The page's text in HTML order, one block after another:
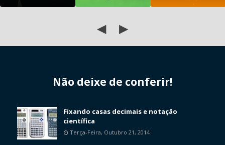
◀ ▶
Não deixe de conferir!
Fixando casas decimais e notação
científica
Terça-Feira, Outubro 21, 2014